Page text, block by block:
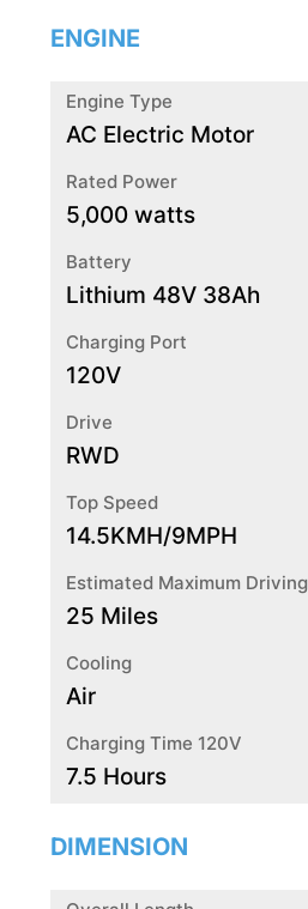
ENGINE
Engine Type
AC Electric Motor
Rated Power
5,000 watts
Battery
Lithium 48V 38Ah
Charging Port
120V
Drive
RWD
Top Speed
14.5KMH/9MPH
Estimated Maximum
25 Miles
Cooling
Air
Charging Time 120V
7.5 Hours
DIMENSION